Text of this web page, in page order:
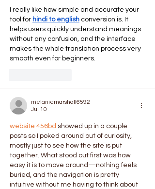
I really like how simple and accurate your
tool for hindi to english conversion is. It
helps users quickly understand meanings
without any confusion, and the interface
makes the whole translation process very
smooth even for beginners.
melaniemarshall6592
Jul 10
website 456bd showed up in a couple
posts so I poked around out of curiosity,
mostly just to see how the site is put
together. What stood out first was how
easy it is to move around—nothing feels
buried, and the navigation is pretty
intuitive without me having to think about